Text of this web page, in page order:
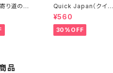
り道の
殿下特別
Quick Japan（クイッ
ク・ジャパン）Vol.11
¥560
30%OFF
品